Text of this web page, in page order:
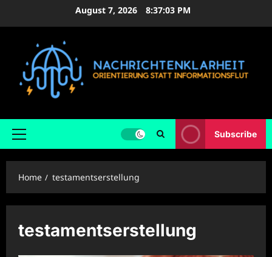
August 7, 2026 8:37:04 PM
Primary
Subscribe
Home testamentserstellung
testamentserstellung